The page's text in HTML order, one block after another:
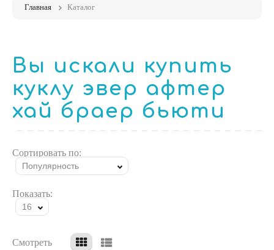
Главная Каталог
Вы искали купить
куклу эвер афтер
хай браер бьюти
Сортировать по:
Популярность
Показать:
16
Смотреть